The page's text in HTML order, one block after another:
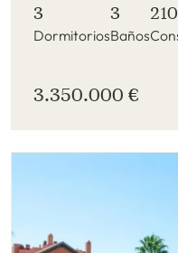
3
Dormitorios
3
Baños
3.350.000 €